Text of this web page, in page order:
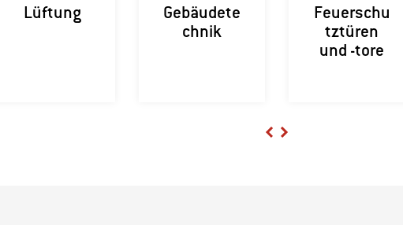
Lüftung
Gebäudete
chnik
Feuerschu
tztüren
und -tore
Previous
Next